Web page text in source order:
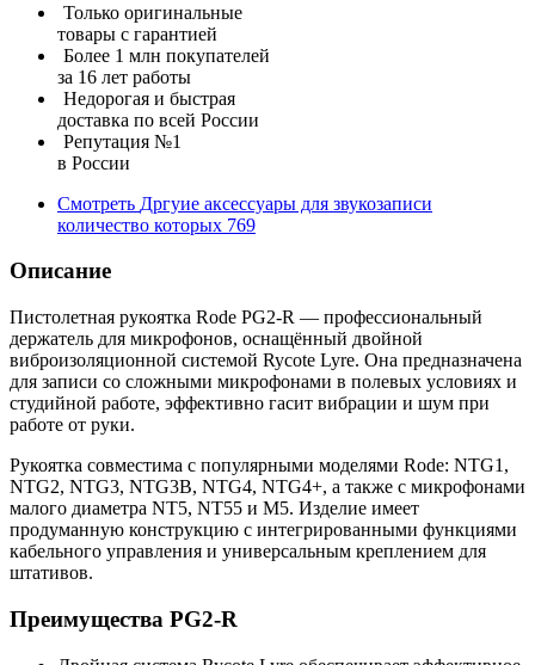
Только оригинальные
товары с гарантией
Более 1 млн покупателей
за 16 лет работы
Недорогая и быстрая
доставка по всей России
Репутация №1
в России
Смотреть Дргуие аксессуары для звукозаписи
количество которых 769
Описание
Пистолетная рукоятка Rode PG2-R — профессиональный
держатель для микрофонов, оснащённый двойной
виброизоляционной системой Rycote Lyre. Она предназначена
для записи со сложными микрофонами в полевых условиях и
студийной работе, эффективно гасит вибрации и шум при
работе от руки.
Рукоятка совместима с популярными моделями Rode: NTG1,
NTG2, NTG3, NTG3B, NTG4, NTG4+, а также с микрофонами
малого диаметра NT5, NT55 и M5. Изделие имеет
продуманную конструкцию с интегрированными функциями
кабельного управления и универсальным креплением для
штативов.
Преимущества PG2-R